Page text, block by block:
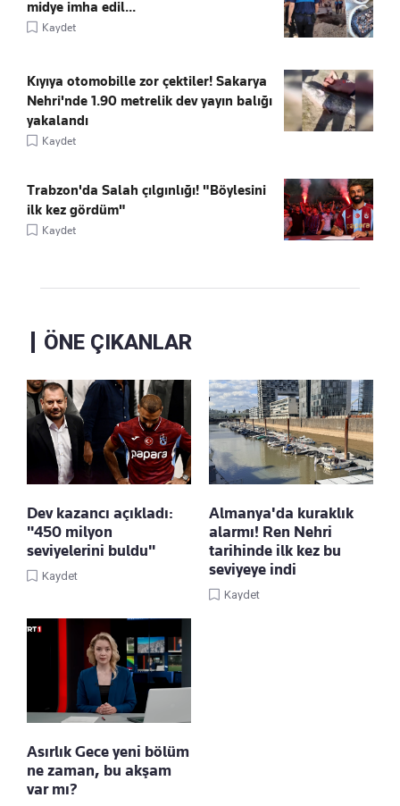
midye imha edil...
Kaydet
Kıyıya otomobille zor çektiler! Sakarya
Nehri'nde 1.90 metrelik dev yayın balığı
yakalandı
Kaydet
Trabzon'da Salah çılgınlığı! "Böylesini
ilk kez gördüm"
Kaydet
ÖNE ÇIKANLAR
Dev kazancı açıkladı:
"450 milyon
seviyelerini buldu"
Kaydet
Almanya'da kuraklık
alarmı! Ren Nehri
tarihinde ilk kez bu
seviyeye indi
Kaydet
Asırlık Gece yeni bölüm
ne zaman, bu akşam
var mı?